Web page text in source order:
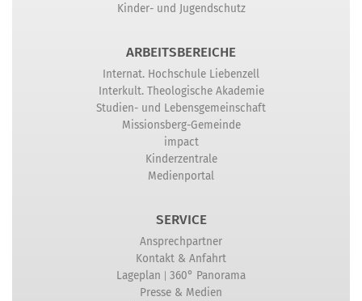
Kinder- und Jugendschutz
ARBEITSBEREICHE
Internat. Hochschule Liebenzell
Interkult. Theologische Akademie
Studien- und Lebensgemeinschaft
Missionsberg-Gemeinde
impact
Kinderzentrale
Medienportal
SERVICE
Ansprechpartner
Kontakt & Anfahrt
Lageplan | 360° Panorama
Presse & Medien